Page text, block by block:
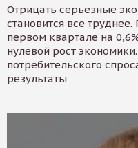
Отрицать серьезные
становится все
первом квартале на
нулевой рост
потребительского
результаты